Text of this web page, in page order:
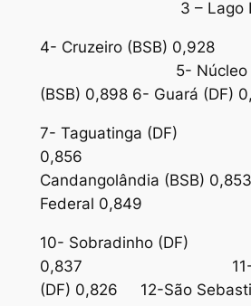
3 – Lago
4- Cruzeiro (BSB) 0,928
5- Núcleo
(BSB) 0,898 6- Guará (DF)
7- Taguatinga (DF)
0,856 8
Candangolândia (BSB)
Federal 0,849
10- Sobradinho (DF)
0,837 11-
(DF) 0,826 12-São